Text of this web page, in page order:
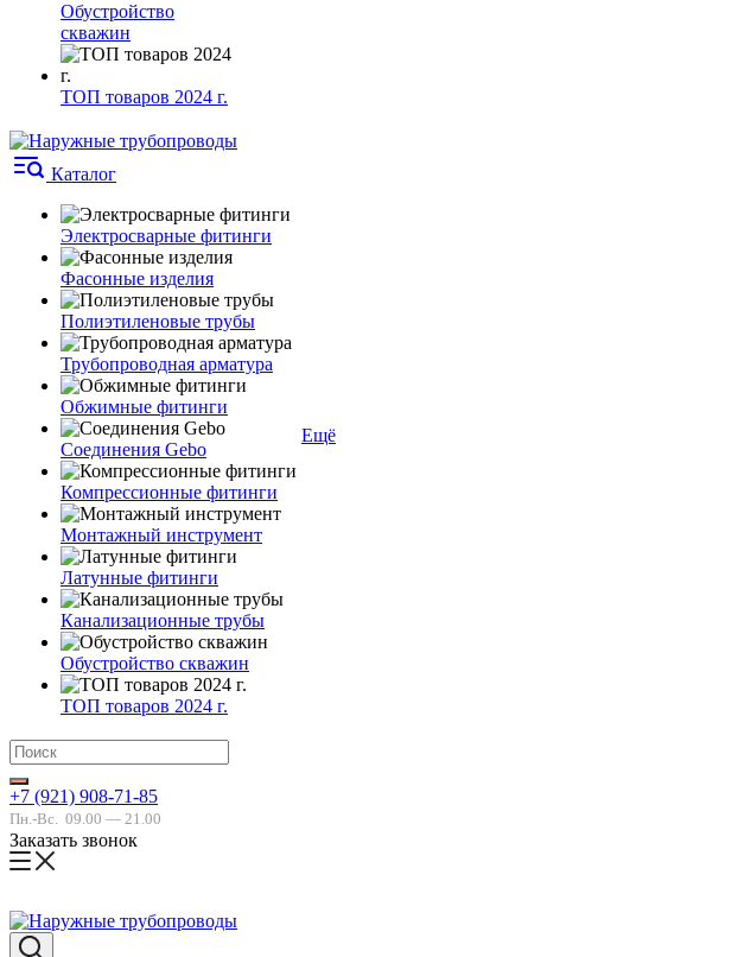
Обустройство
скважин
ТОП товаров 2024 г.
Каталог
Электросварные фитинги
Фасонные изделия
Полиэтиленовые трубы
Трубопроводная арматура
Обжимные фитинги
Соединения Gebo
Компрессионные фитинги
Монтажный инструмент
Латунные фитинги
Канализационные трубы
Обустройство скважин
ТОП товаров 2024 г.
Ещё
+7 (921) 908-71-85
Пн.-Вс. 09.00 — 21.00
Заказать звонок